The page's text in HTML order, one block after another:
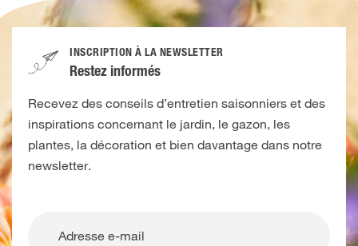
INSCRIPTION À LA NEWSLETTER
Restez informés
Recevez des conseils d’entretien saisonniers et des
inspirations concernant le jardin, le gazon, les
plantes, la décoration et bien davantage dans notre
newsletter.